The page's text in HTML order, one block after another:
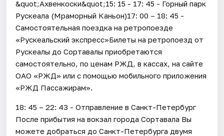
&quot;Ахвенкоски&quot;15: 15 - 17: 45 - Горный парк
Рускеала (Мраморный Каньон)17: 00 – 18: 45 -
Самостоятельная поездка на ретропоезде
«Рускеальский экспресс»Билеты на ретропоезд от
Рускеалы до Сортавалы приобретаются
самостоятельно, по ценам РЖД, в кассах, на сайте
ОАО «РЖД» или с помощью мобильного приложения
«РЖД Пассажирам».
18: 45 – 22: 43 - Отправление в Санкт-Петербург
После прибытия на вокзал города Сортавала Вы
можете добраться до Санкт-Петербурга двумя